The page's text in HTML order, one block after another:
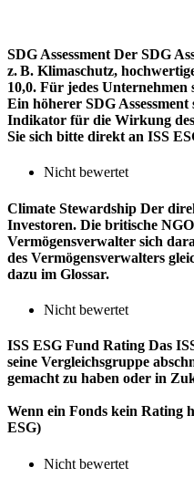
SDG Assessment Der SDG
z. B. Klimaschutz,
10,0. Für jedes Unternehmen
Ein höherer SDG
Indikator für die Wirkung des
Sie sich bitte direkt an ISS
Nicht bewertet
Climate Stewardship Der
Investoren. Die britische
Vermögensverwalter sich
des Vermögensverwalters
dazu im Glossar.
Nicht bewertet
ISS ESG Fund Rating Das
seine Vergleichsgruppe
gemacht zu haben oder in
Wenn ein Fonds kein Rating
ESG)
Nicht bewertet